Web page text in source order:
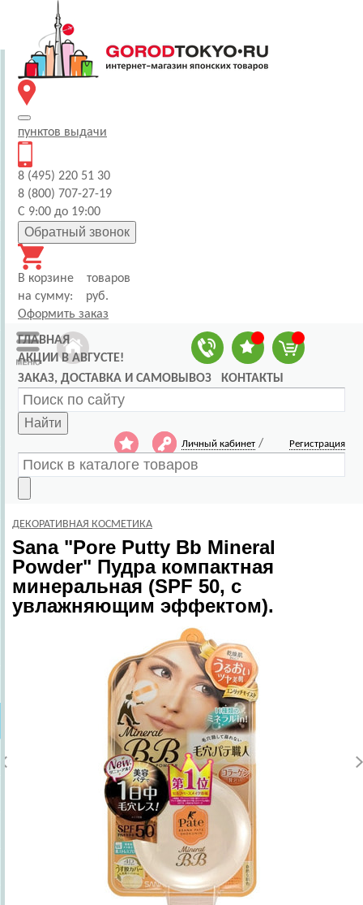
пунктов выдачи
8 (495) 220 51 30
8 (800) 707-27-19
С 9:00 до 19:00
Обратный звонок
В корзине
товаров
на сумму:
руб.
Оформить заказ
ГЛАВНАЯ
АКЦИИ В АВГУСТЕ!
ЗАКАЗ, ДОСТАВКА И САМОВЫВОЗ
КОНТАКТЫ
Найти
Личный кабинет / Регистрация
ДЕКОРАТИВНАЯ КОСМЕТИКА
Sana"Pore Putty Bb Mineral
Powder" Пудра компактная
минеральная (SPF 50, с
увлажняющим эффектом).